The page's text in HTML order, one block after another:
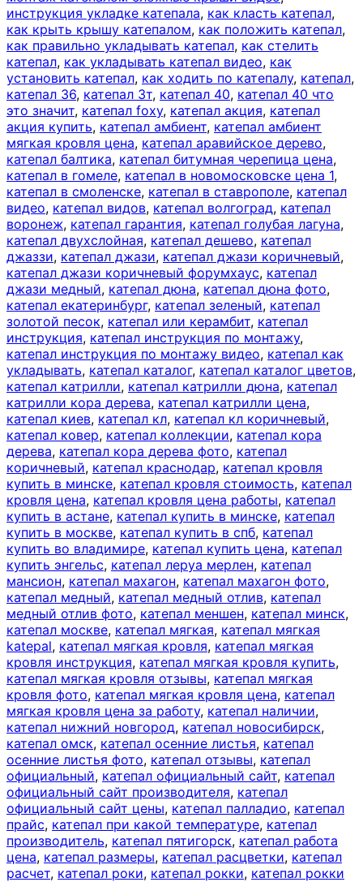
инструкция укладке катепала, как класть катепал,
как крыть крышу катепалом, как положить катепал,
как правильно укладывать катепал, как стелить
катепал, как укладывать катепал видео, как
установить катепал, как ходить по катепалу, катепал,
катепал 36, катепал 3т, катепал 40, катепал 40 что
это значит, катепал foxy, катепал акция, катепал
акция купить, катепал амбиент, катепал амбиент
мягкая кровля цена, катепал аравийское дерево,
катепал балтика, катепал битумная черепица цена,
катепал в гомеле, катепал в новомосковске цена 1,
катепал в смоленске, катепал в ставрополе, катепал
видео, катепал видов, катепал волгоград, катепал
воронеж, катепал гарантия, катепал голубая лагуна,
катепал двухслойная, катепал дешево, катепал
джаззи, катепал джази, катепал джази коричневый,
катепал джази коричневый форумхаус, катепал
джази медный, катепал дюна, катепал дюна фото,
катепал екатеринбург, катепал зеленый, катепал
золотой песок, катепал или керамбит, катепал
инструкция, катепал инструкция по монтажу,
катепал инструкция по монтажу видео, катепал как
укладывать, катепал каталог, катепал каталог цветов,
катепал катрилли, катепал катрилли дюна, катепал
катрилли кора дерева, катепал катрилли цена,
катепал киев, катепал кл, катепал кл коричневый,
катепал ковер, катепал коллекции, катепал кора
дерева, катепал кора дерева фото, катепал
коричневый, катепал краснодар, катепал кровля
купить в минске, катепал кровля стоимость, катепал
кровля цена, катепал кровля цена работы, катепал
купить в астане, катепал купить в минске, катепал
купить в москве, катепал купить в спб, катепал
купить во владимире, катепал купить цена, катепал
купить энгельс, катепал леруа мерлен, катепал
мансион, катепал махагон, катепал махагон фото,
катепал медный, катепал медный отлив, катепал
медный отлив фото, катепал меншен, катепал минск,
катепал москве, катепал мягкая, катепал мягкая
katepal, катепал мягкая кровля, катепал мягкая
кровля инструкция, катепал мягкая кровля купить,
катепал мягкая кровля отзывы, катепал мягкая
кровля фото, катепал мягкая кровля цена, катепал
мягкая кровля цена за работу, катепал наличии,
катепал нижний новгород, катепал новосибирск,
катепал омск, катепал осенние листья, катепал
осенние листья фото, катепал отзывы, катепал
официальный, катепал официальный сайт, катепал
официальный сайт производителя, катепал
официальный сайт цены, катепал палладио, катепал
прайс, катепал при какой температуре, катепал
производитель, катепал пятигорск, катепал работа
цена, катепал размеры, катепал расцветки, катепал
расчет, катепал роки, катепал рокки, катепал рокки